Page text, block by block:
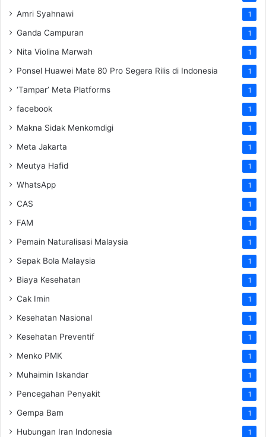
Amri Syahnawi 1
Ganda Campuran 1
Nita Violina Marwah 1
Ponsel Huawei Mate 80 Pro Segera Rilis di Indonesia 1
‘Tampar’ Meta Platforms 1
facebook 1
Makna Sidak Menkomdigi 1
Meta Jakarta 1
Meutya Hafid 1
WhatsApp 1
CAS 1
FAM 1
Pemain Naturalisasi Malaysia 1
Sepak Bola Malaysia 1
Biaya Kesehatan 1
Cak Imin 1
Kesehatan Nasional 1
Kesehatan Preventif 1
Menko PMK 1
Muhaimin Iskandar 1
Pencegahan Penyakit 1
Gempa Bam 1
Hubungan Iran Indonesia 1